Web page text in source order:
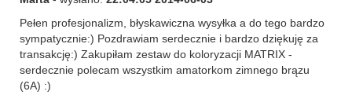
Pełen profesjonalizm, błyskawiczna wysyłka a do tego bardzo
sympatycznie:) Pozdrawiam serdecznie i bardzo dziękuję za
transakcję:) Zakupiłam zestaw do koloryzacji MATRIX -
serdecznie polecam wszystkim amatorkom zimnego brązu
(6A) :)